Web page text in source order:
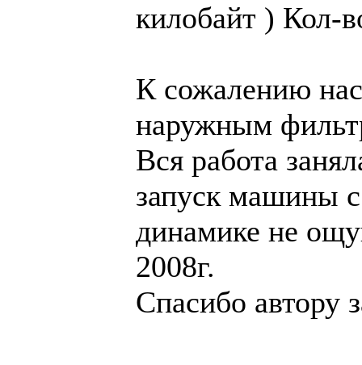
килобайт ) Кол-
К сожалению
наружным
Вся работа
запуск машины
динамике не
2008г.
Спасибо автору